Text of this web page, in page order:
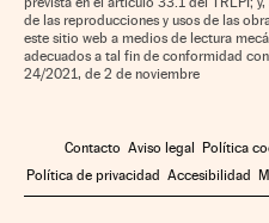
de las reproducciones y usos de las
este sitio web a medios de lectura
adecuados a tal fin de conformidad
24/2021, de 2 de noviembre
Contacto Aviso legal Política
Política de privacidad Accesibilidad